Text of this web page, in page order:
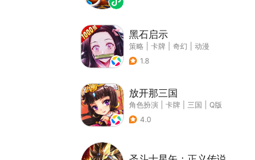
黑石启示
策略 卡牌 奇幻
动漫
1.8
放开那三国
角色扮演 卡牌 三国
Q版
4.0